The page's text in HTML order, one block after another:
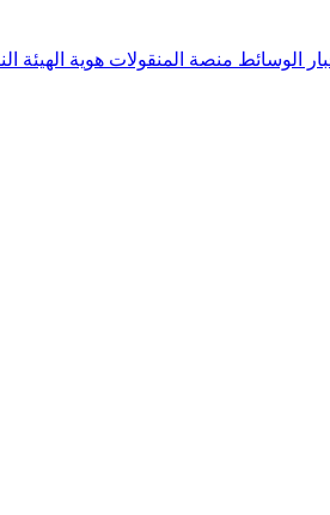
الوسائط منصة المنقولات هوية الهيئة